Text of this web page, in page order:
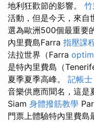
地利狂歡節的影響。
活動，但是今天，來自
選為歐洲500個最重要
內里費島Farra 指壓課
法拉世界（Farra
是特內里費島（
夏季夏季高峰。 記帳
音樂供應而聞名，這是
Siam 身體撥筋教學
門票上體驗特內里費島